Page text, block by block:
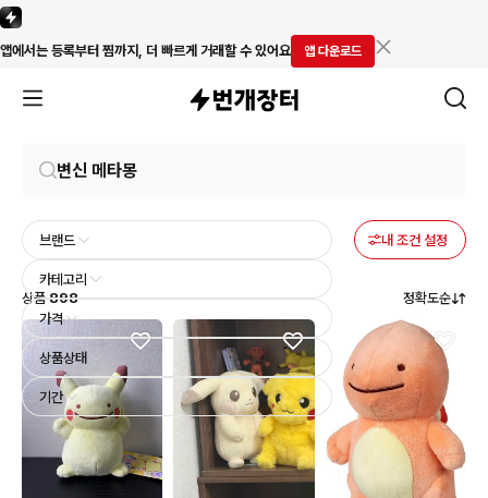
앱에서는 등록부터 찜까지, 더 빠르게 거래할 수 있어요 앱 다운로드
브랜드
카테고리
가격
상품상태
기간
내 조건 설정
상품 898 정확도순